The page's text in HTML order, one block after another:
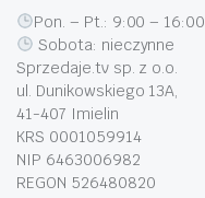
Pon. – Pt.: 9:00 – 16:00
Sobota: nieczynne
Sprzedaje.tv sp. z o.o.
ul. Dunikowskiego 13A,
41-407 Imielin
KRS 0001059914
NIP 6463006982
REGON 526480820